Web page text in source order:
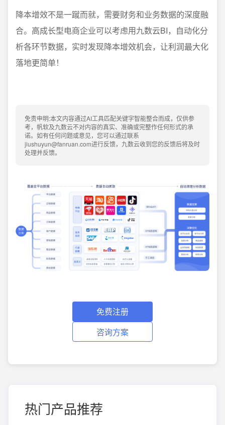
降本增效不是一蹴而就，需要财务和业务数据的深度融
合。高成长型电商企业可以考虑用九数云BI，自动化分
析各环节数据，实时发现降本增效机会，让利润最大化
落地更简单！
免责申明:本文内容通过AI工具匹配关键字智能整合而成，仅供参
考，帆软及九数云不对内容的真实、准确或完整作任何形式的承
诺。如有任何问题或意见，您可以通过联系
jiushuyun@fanruan.com进行反馈，九数云收到您的反馈后将及时
处理并反馈。
免费注册
咨询方案
热门产品推荐